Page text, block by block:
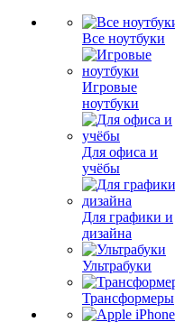
Все ноутбуки
Игровые
ноутбуки
Для офиса и
учёбы
Для графики и
дизайна
Ультрабуки
Трансформеры